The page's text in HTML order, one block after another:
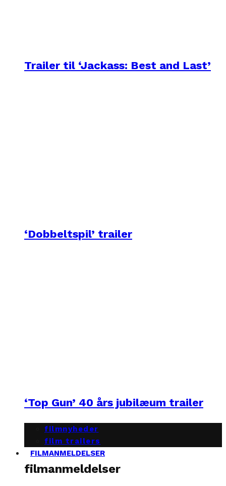
Trailer til ‘Jackass: Best and Last’
‘Dobbeltspil’ trailer
‘Top Gun’ 40 års jubilæum trailer
filmnyheder
film trailers
FILMANMELDELSER
filmanmeldelser